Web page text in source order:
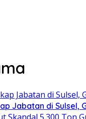
Jabatan di Sulsel,